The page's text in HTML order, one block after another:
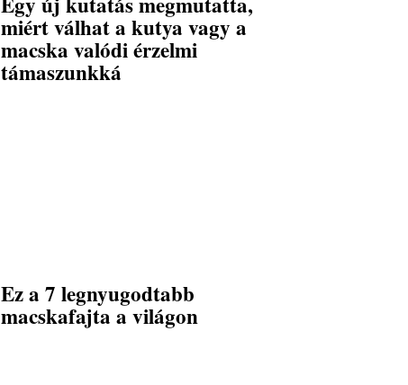
miért válhat a kutya vagy a
macska valódi érzelmi
támaszunkká
Ez a 7 legnyugodtabb
macskafajta a világon